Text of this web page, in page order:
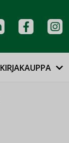
KIRJAKAUPPA